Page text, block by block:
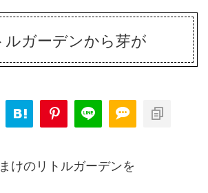
ルガーデンから芽が
けのリトルガーデンを